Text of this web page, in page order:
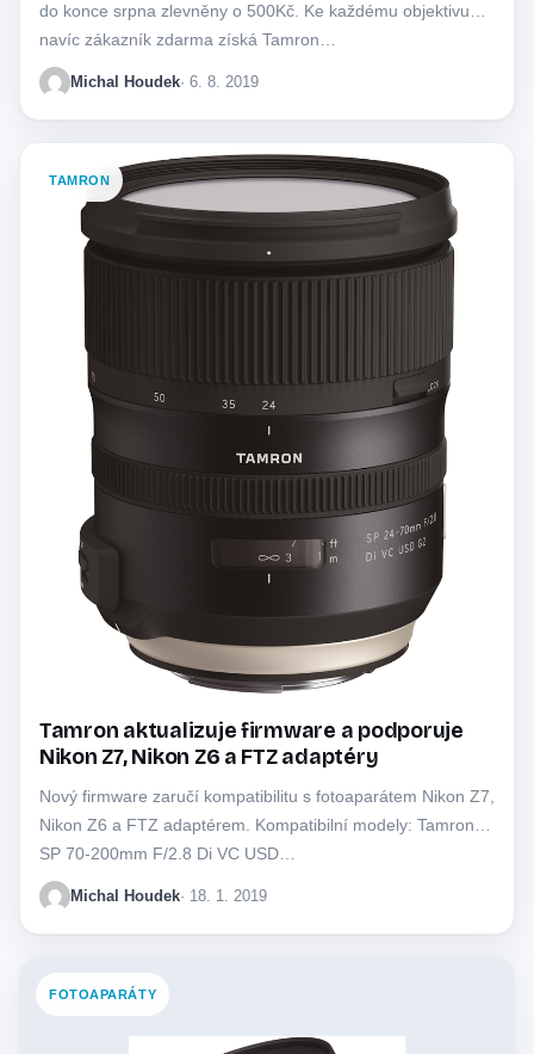
do konce srpna zlevněny o 500Kč. Ke každému objektivu
navíc zákazník zdarma získá Tamron…
Michal Houdek· 6. 8. 2019
TAMRON
Tamron aktualizuje firmware a podporuje
Nikon Z7, Nikon Z6 a FTZ adaptéry
Nový firmware zaručí kompatibilitu s fotoaparátem Nikon Z7,
Nikon Z6 a FTZ adaptérem. Kompatibilní modely: Tamron
SP 70-200mm F/2.8 Di VC USD…
Michal Houdek· 18. 1. 2019
FOTOAPARÁTY